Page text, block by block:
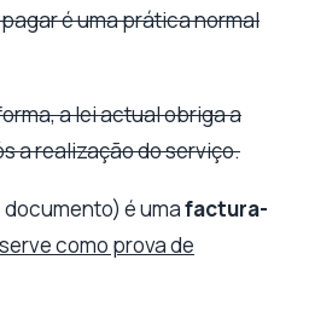
é uma prática normal
a lei actual obriga a
a realização do serviço.
é umafactura-
como prova de